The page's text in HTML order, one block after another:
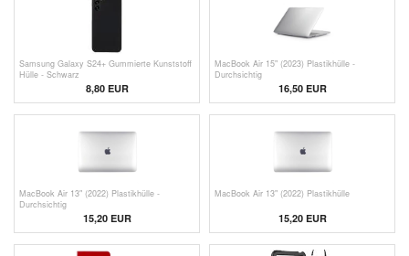
Samsung Galaxy S24+ Gummierte Kunststoff
Hülle - Schwarz
8,80 EUR
MacBook Air 15" (2023) Plastikhülle -
Durchsichtig
16,50 EUR
MacBook Air 13" (2022) Plastikhülle -
Durchsichtig
15,20 EUR
MacBook Air 13" (2022) Plastikhülle
15,20 EUR